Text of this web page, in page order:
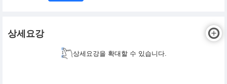
상세요강
상세요강을 확대할 수 있습니다.